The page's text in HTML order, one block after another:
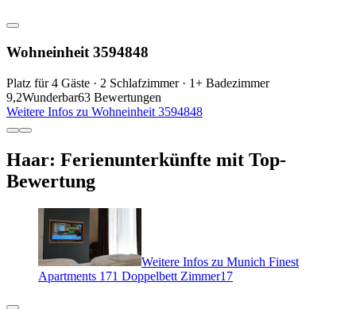
Wohneinheit 3594848
Platz für 4 Gäste · 2 Schlafzimmer · 1+ Badezimmer
9,2Wunderbar63 Bewertungen
Weitere Infos zu Wohneinheit 3594848
Haar: Ferienunterkünfte mit Top-
Bewertung
Weitere Infos zu Munich Finest
Apartments 171 Doppelbett Zimmer17